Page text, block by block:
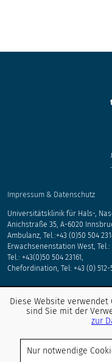
Impressum & Datenschutz
Universitätsklinik für Hals-,
Anichstraße 35, A-6020
Ambulanz, Tel.:+43 (0)50 504
Erwachsenenstation West,
Tel.: +43(0)50 504 23161,
Chefordination, Tel: +43 (0) 512-
Diese Website verwendet
sind Sie mit der
zur
Nur notwendige